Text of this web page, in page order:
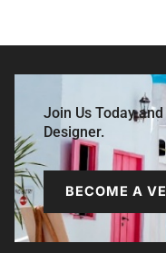
Join Us Today
Designer.
BECOME A